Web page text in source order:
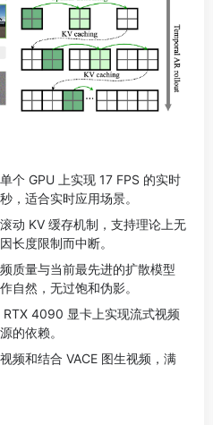
单个 GPU 上实现 17 FPS 的实时
，适合实时应用场景。
滚动 KV 缓存机制，支持理论上无
长度限制而中断。
频质量与当前最先进的扩散模型
自然，无过饱和伪影。
RTX 4090 显卡上实现流式视频
的依赖。
频和结合 VACE 图生视频，满